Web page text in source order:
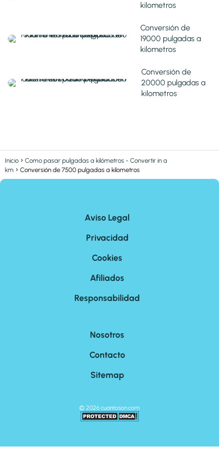
kilometros
Conversión de
19000 pulgadas a
kilometros
Conversión de
20000 pulgadas a
kilometros
Inicio
Como pasar pulgadas a kilómetros - Convertir in a
km
Conversión de 7500 pulgadas a kilometros
Aviso Legal
Privacidad
Cookies
Afiliados
Responsabilidad
Nosotros
Contacto
Sitemap
© 2026 cuantoson.com